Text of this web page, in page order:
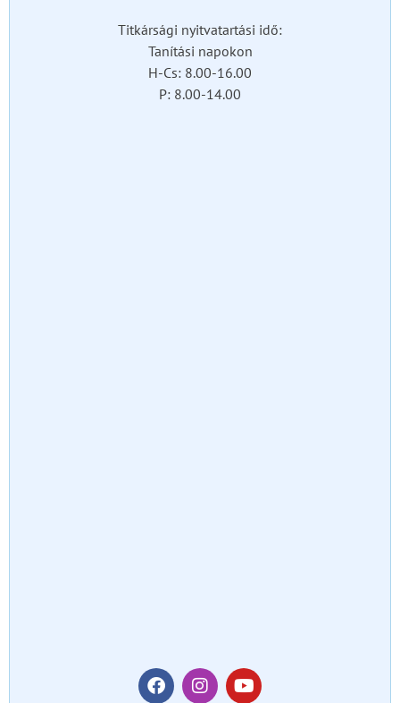
Titkársági nyitvatartási idő:
Tanítási napokon
H-Cs: 8.00-16.00
P: 8.00-14.00